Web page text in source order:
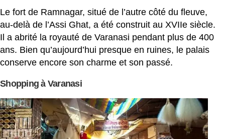
Le fort de Ramnagar, situé de l’autre côté du fleuve,
au-delà de l’Assi Ghat, a été construit au XVIIe siècle.
Il a abrité la royauté de Varanasi pendant plus de 400
ans. Bien qu’aujourd’hui presque en ruines, le palais
conserve encore son charme et son passé.
Shopping à Varanasi